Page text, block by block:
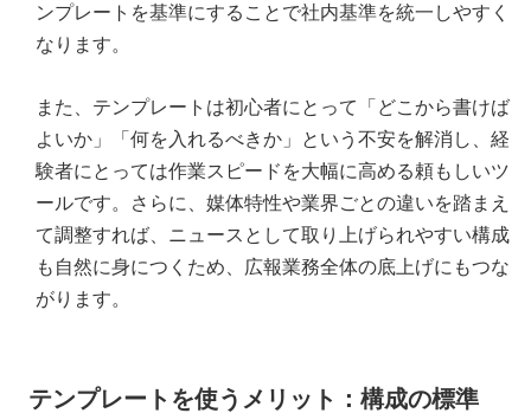
ンプレートを基準にすることで社内基準を統一しやすく
なります。
また、テンプレートは初心者にとって「どこから書けば
よいか」「何を入れるべきか」という不安を解消し、経
験者にとっては作業スピードを大幅に高める頼もしいツ
ールです。さらに、媒体特性や業界ごとの違いを踏まえ
て調整すれば、ニュースとして取り上げられやすい構成
も自然に身につくため、広報業務全体の底上げにもつな
がります。
テンプレートを使うメリット：構成の標準